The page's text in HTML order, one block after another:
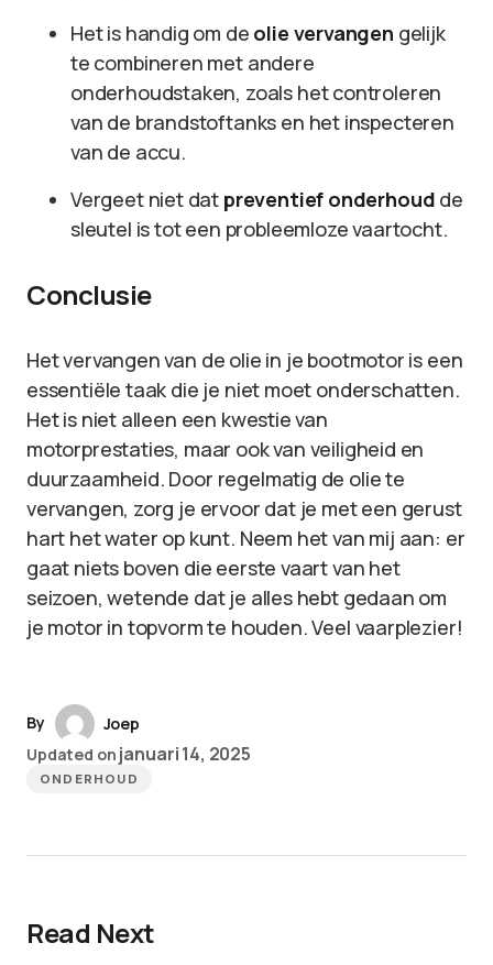
Het is handig om de olie vervangen gelijk
te combineren met andere
onderhoudstaken, zoals het controleren
van de brandstoftanks en het inspecteren
van de accu.
Vergeet niet dat preventief onderhoud de
sleutel is tot een probleemloze vaartocht.
Conclusie
Het vervangen van de olie in je bootmotor is een
essentiële taak die je niet moet onderschatten.
Het is niet alleen een kwestie van
motorprestaties, maar ook van veiligheid en
duurzaamheid. Door regelmatig de olie te
vervangen, zorg je ervoor dat je met een gerust
hart het water op kunt. Neem het van mij aan: er
gaat niets boven die eerste vaart van het
seizoen, wetende dat je alles hebt gedaan om
je motor in topvorm te houden. Veel vaarplezier!
By
Joep
Updated on januari 14, 2025
ONDERHOUD
Read Next